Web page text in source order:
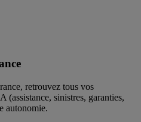
retrouvez tous vos
(assistance, sinistres, garanties,
autonomie.